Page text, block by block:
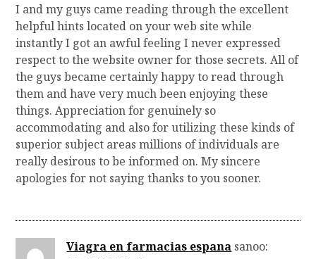
I and my guys came reading through the excellent
helpful hints located on your web site while
instantly I got an awful feeling I never expressed
respect to the website owner for those secrets. All of
the guys became certainly happy to read through
them and have very much been enjoying these
things. Appreciation for genuinely so
accommodating and also for utilizing these kinds of
superior subject areas millions of individuals are
really desirous to be informed on. My sincere
apologies for not saying thanks to you sooner.
Viagra en farmacias espana sanoo: